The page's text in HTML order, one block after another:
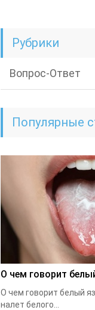
Рубрики
Вопрос-Ответ
Популярные
О чем говорит
О чем говорит белый
налет белого...